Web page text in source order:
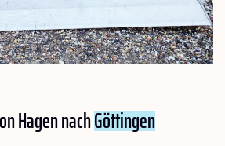
Hagen nachGöttingen